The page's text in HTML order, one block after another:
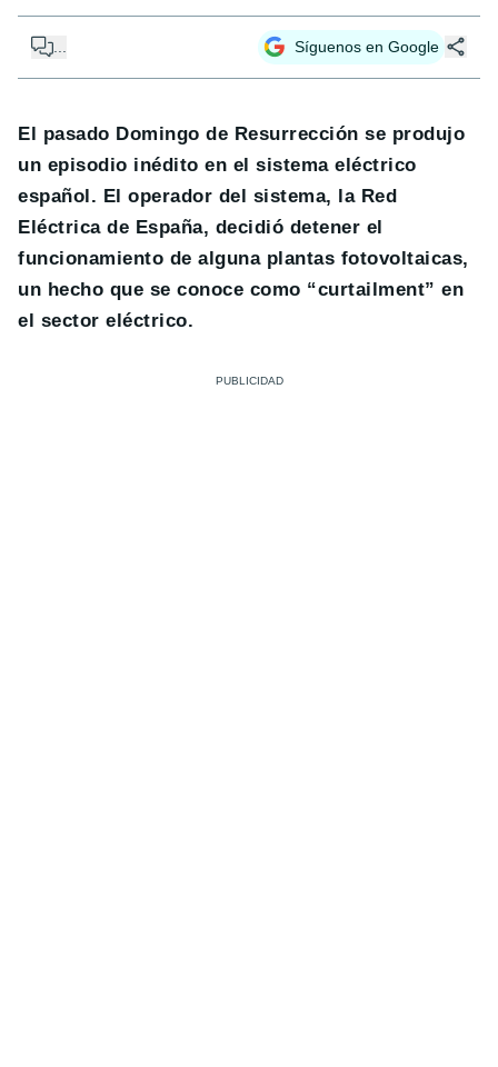
Síguenos en Google
El pasado Domingo de Resurrección se produjo
un episodio inédito en el sistema eléctrico
español. El operador del sistema, la Red
Eléctrica de España, decidió detener el
funcionamiento de alguna plantas fotovoltaicas,
un hecho que se conoce como “curtailment” en
el sector eléctrico.